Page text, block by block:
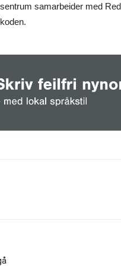
samarbeider med